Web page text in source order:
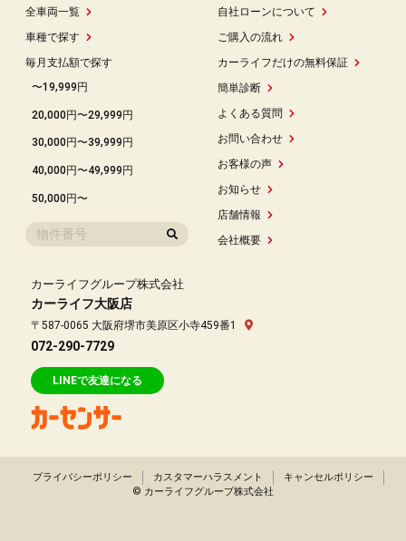
全車両一覧
車種で探す
毎月支払額で探す
〜19,999円
20,000円〜29,999円
30,000円〜39,999円
40,000円〜49,999円
50,000円〜
自社ローンについて
ご購入の流れ
カーライフだけの無料保証
簡単診断
よくある質問
お問い合わせ
お客様の声
お知らせ
店舗情報
会社概要
カーライフグループ株式会社
カーライフ大阪店
〒587-0065 大阪府堺市美原区小寺459番1
072-290-7729
LINEで友達になる
プライバシーポリシー カスタマーハラスメント
キャンセルポリシー
© カーライフグループ株式会社